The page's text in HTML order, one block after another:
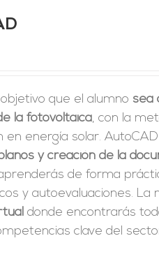
que el alumno sea
la fotovoltaica, con la
energía solar.
y creación de la
de forma
y autoevaluaciones. La
donde encontrarás
clave del